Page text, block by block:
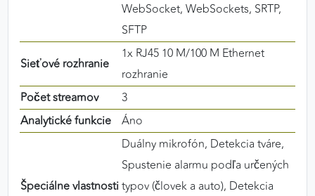
WebSocket, WebSockets, SRTP,
SFTP
Sieťové rozhranie
1x RJ45 10 M/100 M Ethernet
rozhranie
Počet streamov
3
Analytické funkcie
Áno
Špeciálne vlastnosti
Duálny mikrofón, Detekcia tváre,
Spustenie alarmu podľa určených
typov (človek a auto), Detekcia